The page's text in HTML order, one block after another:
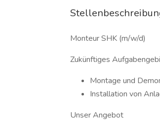
Monteur SHK (m/w/d)
Zukünftiges
Montage und
Installation von
Unser Angebot